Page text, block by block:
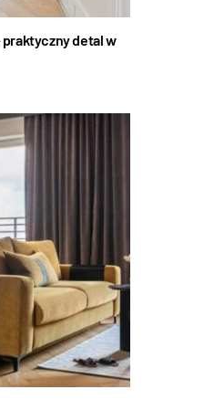
detal w